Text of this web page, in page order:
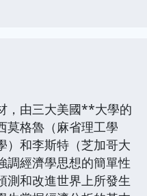
，由三大美國**大學的
格魯（麻省理工學
）和李斯特（芝加哥大
調經濟學思想的簡單性
測和改進世界上所發生